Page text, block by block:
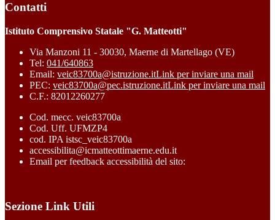
Contatti
Istituto Comprensivo Statale "G. Matteotti"
Via Manzoni 11 - 30030, Maerne di Martellago (VE)
Tel: 041/640863
Email: veic83700a@istruzione.itLink per inviare una mail
PEC: veic83700a@pec.istruzione.itLink per inviare una mail
C.F.: 82012260277
Cod. mecc. veic83700a
Cod. Uff. UFMZP4
cod. IPA istsc_veic83700a
accessibilita@icmatteottimaerne.edu.it
Email per feedback accessibilità del sito:
Sezione Link Utili